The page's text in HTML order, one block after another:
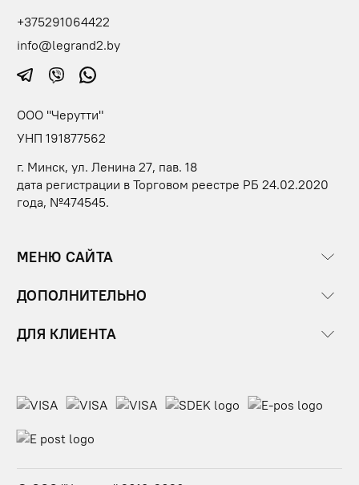
+375291064422
info@legrand2.by
ООО "Черутти"
УНП 191877562
г. Минск, ул. Ленина 27, пав. 18
дата регистрации в Торговом реестре РБ 24.02.2020
года, №474545.
МЕНЮ САЙТА
ДОПОЛНИТЕЛЬНО
ДЛЯ КЛИЕНТА